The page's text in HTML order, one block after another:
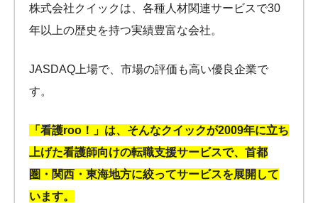
株式会社クイックは、各種人材関連サービスで30
年以上の歴史を持つ実績豊富な会社。
JASDAQ上場で、市場の評価も高い優良企業で
す。
「看護roo！」は、そんなクイックが2009年に立ち
上げた看護師向けの転職支援サービスで、首都
圏・関西・東海地方に絞ってサービスを展開して
います。